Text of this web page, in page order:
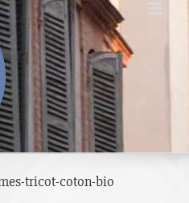
tricot-coton-bio